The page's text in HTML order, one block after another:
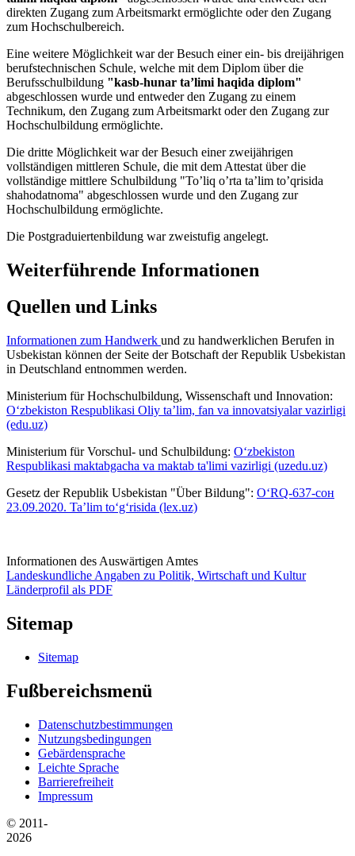
direkten Zugang zum Arbeitsmarkt ermöglichte oder den Zugang
zum Hochschulbereich.
Eine weitere Möglichkeit war der Besuch einer ein- bis dreijährigen
berufstechnischen Schule, welche mit dem Diplom über die
Berufsschulbildung "kasb-hunar ta’limi haqida diplom"
abgeschlossen wurde und entweder den Zugang zu einem
Technikum, den Zugang zum Arbeitsmarkt oder den Zugang zur
Hochschulbildung ermöglichte.
Die dritte Möglichkeit war der Besuch einer zweijährigen
vollständigen mittleren Schule, die mit dem Attestat über die
vollständige mittlere Schulbildung "To’liq o’rta ta’lim to’qrisida
shahodatnoma" abgeschlossen wurde und den Zugang zur
Hochschulbildung ermöglichte.
Die Postgraduiertenbildung war zweistufig angelegt.
Weiterführende Informationen
Quellen und Links
Informationen zum Handwerk und zu handwerklichen Berufen in
Usbekistan können der Seite der Botschaft der Republik Usbekistan
in Deutschland entnommen werden.
Ministerium für Hochschulbildung, Wissenschaft und Innovation:
O‘zbekiston Respublikasi Oliy ta’lim, fan va innovatsiyalar vazirligi
(edu.uz)
Ministerium für Vorschul- und Schulbildung: O‘zbekiston
Respublikasi maktabgacha va maktab ta'limi vazirligi (uzedu.uz)
Gesetz der Republik Usbekistan "Über Bildung": O‘RQ-637-сон
23.09.2020. Ta’lim to‘g‘risida (lex.uz)
Informationen des Auswärtigen Amtes
Landeskundliche Angaben zu Politik, Wirtschaft und Kultur
Länderprofil als PDF
Sitemap
Sitemap
Fußbereichsmenü
Datenschutzbestimmungen
Nutzungsbedingungen
Gebärdensprache
Leichte Sprache
Barrierefreiheit
Impressum
© 2011-
2026